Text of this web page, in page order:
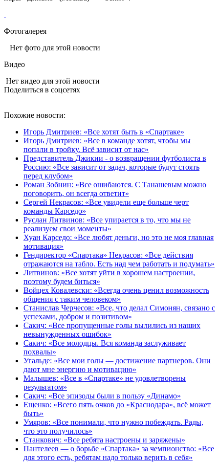
Фотогалерея
Нет фото для этой новости
Видео
Нет видео для этой новости
Поделиться в соцсетях
Похожие новости:
Игорь Дмитриев: «Все хотят быть в «Спартаке»
Игорь Дмитриев: «Все в команде хотят, чтобы мы
попали в тройку. Всё зависит от нас»
Представитель Джикии - о возвращении футболиста в
Россию: «Все зависит от задач, которые будут стоять
перед клубом»
Роман Зобнин: «Все ошибаются. С Танашевым можно
поговорить, он всегда ответит»
Сергей Некрасов: «Все увидели еще больше черт
команды Карседо»
Руслан Литвинов: «Все упирается в то, что мы не
реализуем свои моменты»
Хуан Карседо: «Все любят деньги, но это не моя главная
мотивация»
Гендиректор «Спартака» Некрасов: «Все действия
отражаются на табло. Есть над чем работать и подумать»
Литвинов: «Все хотят уйти в хорошем настроении,
поэтому будем биться»
Войцех Ковалевски: «Всегда очень ценил возможность
общения с таким человеком»
Станислав Черчесов: «Все, что делал Симонян, связано с
успехами, добром и позитивом»
Сакич: «Все пропущенные голы вылились из наших
невынужденных ошибок»
Сакич: «Все молодцы. Вся команда заслуживает
похвалы»
Угальде: «Все мои голы — достижение партнеров. Они
дают мне энергию и мотивацию»
Малышев: «Все в «Спартаке» не удовлетворены
результатом»
Сакич: «Все эпизоды были в пользу «Динамо»
Ещенко: «Всего пять очков до «Краснодара», всё может
быть»
Умяров: «Все понимали, что нужно побеждать. Рады,
что это получилось»
Станкович: «Все ребята настроены и заряжены»
Пантелеев — о борьбе «Спартака» за чемпионство: «Все
для этого есть, ребятам надо только верить в себя»